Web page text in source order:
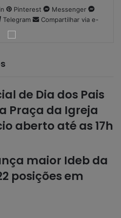
Pinterest
Messenger
Telegram
Compartilhar via e-
de Dia dos Pais
Praça da Igreja
aberto até as 17h
maior Ideb da
posições em